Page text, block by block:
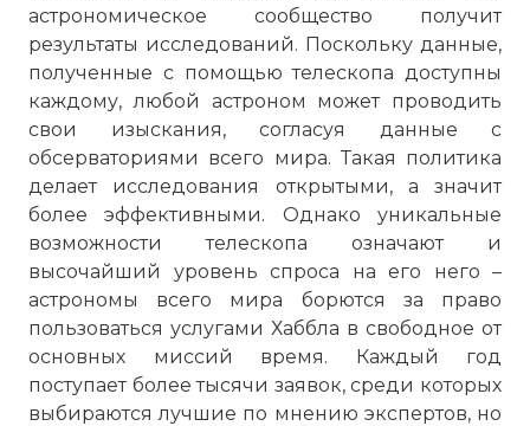
астрономическое сообщество получит
результаты исследований. Поскольку данные,
полученные с помощью телескопа доступны
каждому, любой астроном может проводить
свои изыскания, согласуя данные с
обсерваториями всего мира. Такая политика
делает исследования открытыми, а значит
более эффективными. Однако уникальные
возможности телескопа означают и
высочайший уровень спроса на его него –
астрономы всего мира борются за право
пользоваться услугами Хаббла в свободное от
основных миссий время. Каждый год
поступает более тысячи заявок, среди которых
выбираются лучшие по мнению экспертов, но